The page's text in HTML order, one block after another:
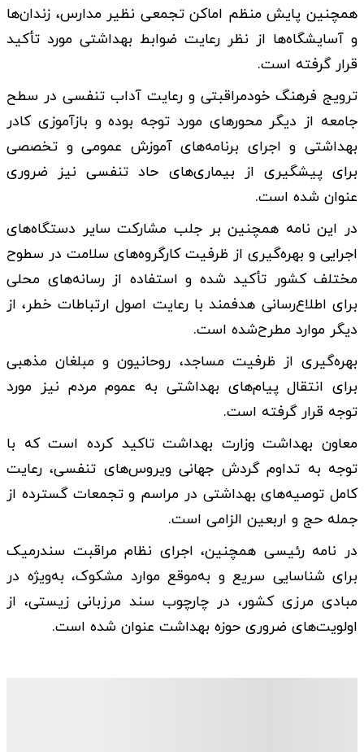
همچنین پایش منظم اماکن تجمعی نظیر مدارس، زندان‌ها
و آسایشگاه‌ها از نظر رعایت ضوابط بهداشتی مورد تأکید
قرار گرفته است.
ترویج فرهنگ خودمراقبتی و رعایت آداب تنفسی در سطح
جامعه از دیگر محورهای مورد توجه بوده و بازآموزی کادر
بهداشتی و اجرای برنامه‌های آموزش عمومی و تخصصی
برای پیشگیری از بیماری‌های حاد تنفسی نیز ضروری
عنوان شده است.
در این نامه همچنین بر جلب مشارکت سایر دستگاه‌های
اجرایی و بهره‌گیری از ظرفیت کارگروه‌های سلامت در سطوح
مختلف کشور تأکید شده و استفاده از رسانه‌های محلی
برای اطلاع‌رسانی هدفمند با رعایت اصول ارتباطات خطر، از
دیگر موارد مطرح‌شده است.
بهره‌گیری از ظرفیت مساجد، روحانیون و مبلغان مذهبی
برای انتقال پیام‌های بهداشتی به عموم مردم نیز مورد
توجه قرار گرفته است.
معاون بهداشت وزارت بهداشت تاکید کرده است که با
توجه به تداوم گردش جهانی ویروس‌های تنفسی، رعایت
کامل توصیه‌های بهداشتی در مراسم و تجمعات گسترده از
جمله حج و اربعین الزامی است.
در نامه رئیسی همچنین، اجرای نظام مراقبت سندرمیک
برای شناسایی سریع و به‌موقع موارد مشکوک، به‌ویژه در
مبادی مرزی کشور، در چارچوب سند مرزبانی زیستی، از
اولویت‌های ضروری حوزه بهداشت عنوان شده است.